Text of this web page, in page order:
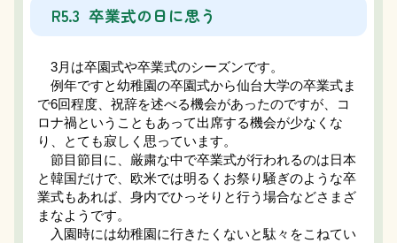
R5.3 卒業式の日に思う
3月は卒園式や卒業式のシーズンです。
例年ですと幼稚園の卒園式から仙台大学の卒業式ま
で6回程度、祝辞を述べる機会があったのですが、コ
ロナ禍ということもあって出席する機会が少なくな
り、とても寂しく思っています。
節目節目に、厳粛な中で卒業式が行われるのは日本
と韓国だけで、欧米では明るくお祭り騒ぎのような卒
業式もあれば、身内でひっそりと行う場合などさまざ
まなようです。
入園時には幼稚園に行きたくないと駄々をこねてい